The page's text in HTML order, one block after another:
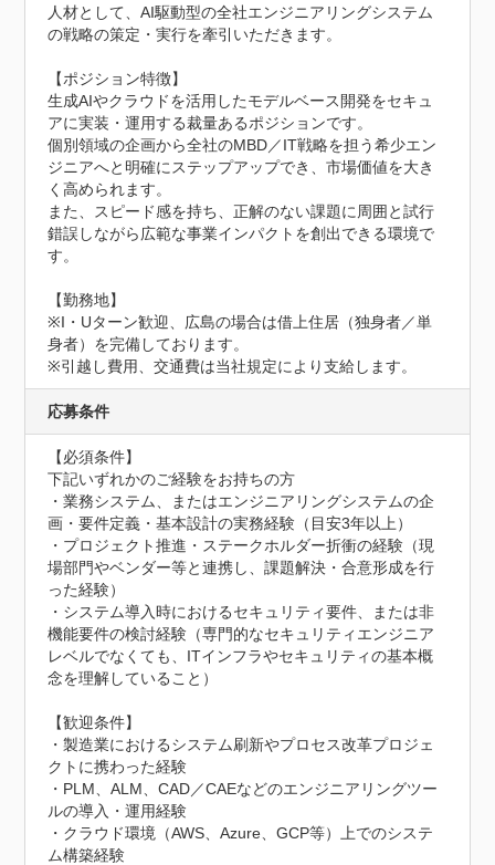
人材として、AI駆動型の全社エンジニアリングシステム
の戦略の策定・実行を牽引いただきます。
【ポジション特徴】
生成AIやクラウドを活用したモデルベース開発をセキュ
アに実装・運用する裁量あるポジションです。
個別領域の企画から全社のMBD／IT戦略を担う希少エン
ジニアへと明確にステップアップでき、市場価値を大き
く高められます。
また、スピード感を持ち、正解のない課題に周囲と試行
錯誤しながら広範な事業インパクトを創出できる環境で
す。
【勤務地】
※I・Uターン歓迎、広島の場合は借上住居（独身者／単
身者）を完備しております。
※引越し費用、交通費は当社規定により支給します。
応募条件
【必須条件】
下記いずれかのご経験をお持ちの方
・業務システム、またはエンジニアリングシステムの企
画・要件定義・基本設計の実務経験（目安3年以上）
・プロジェクト推進・ステークホルダー折衝の経験（現
場部門やベンダー等と連携し、課題解決・合意形成を行
った経験）
・システム導入時におけるセキュリティ要件、または非
機能要件の検討経験（専門的なセキュリティエンジニア
レベルでなくても、ITインフラやセキュリティの基本概
念を理解していること）
【歓迎条件】
・製造業におけるシステム刷新やプロセス改革プロジェ
クトに携わった経験
・PLM、ALM、CAD／CAEなどのエンジニアリングツー
ルの導入・運用経験
・クラウド環境（AWS、Azure、GCP等）上でのシステ
ム構築経験